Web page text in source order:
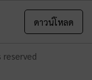
ดาวน์โหลด
reserved